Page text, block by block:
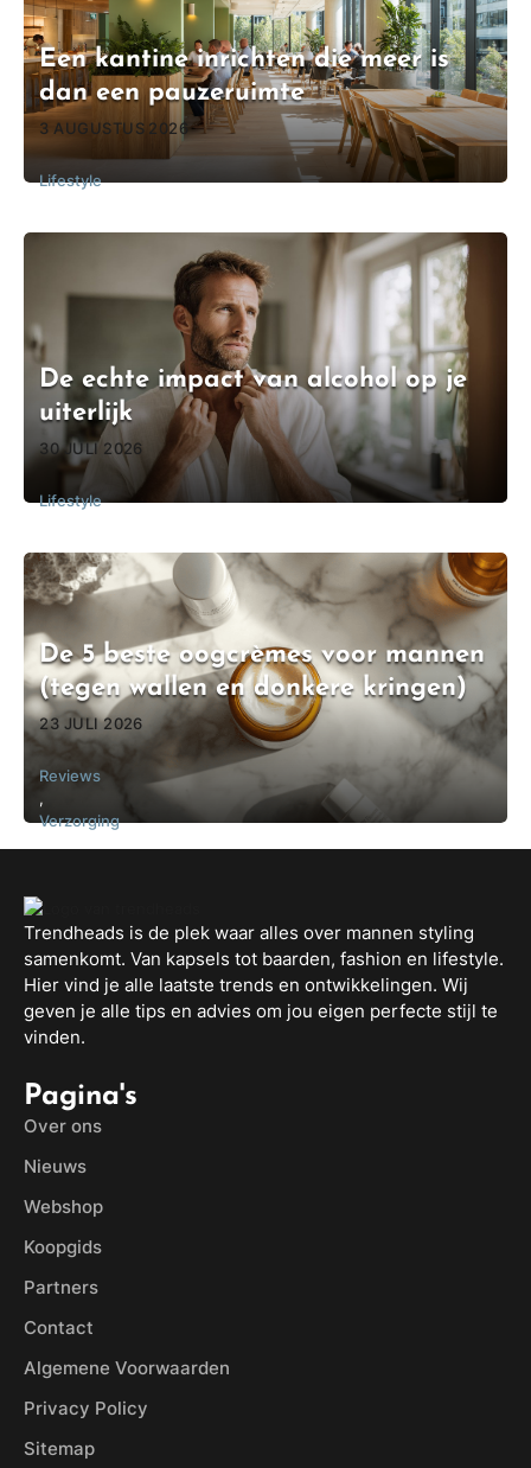
Een kantine inrichten die meer is
dan een pauzeruimte
3 AUGUSTUS 2026
Lifestyle
De echte impact van alcohol op je
uiterlijk
30 JULI 2026
Lifestyle
De 5 beste oogcrèmes voor mannen
(tegen wallen en donkere kringen)
23 JULI 2026
Reviews
,
Verzorging
Trendheads is de plek waar alles over mannen styling
samenkomt. Van kapsels tot baarden, fashion en lifestyle.
Hier vind je alle laatste trends en ontwikkelingen. Wij
geven je alle tips en advies om jou eigen perfecte stijl te
vinden.
Pagina's
Over ons
Nieuws
Webshop
Koopgids
Partners
Contact
Algemene Voorwaarden
Privacy Policy
Sitemap